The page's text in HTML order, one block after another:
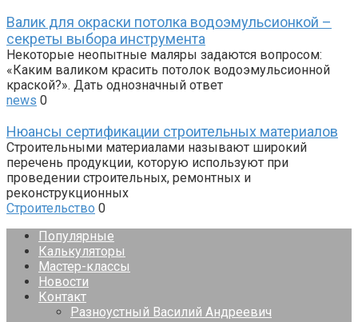
Валик для окраски потолка водоэмульсионкой –
секреты выбора инструмента
Некоторые неопытные маляры задаются вопросом:
«Каким валиком красить потолок водоэмульсионной
краской?». Дать однозначный ответ
news 0
Нюансы сертификации строительных материалов
Строительными материалами называют широкий
перечень продукции, которую используют при
проведении строительных, ремонтных и
реконструкционных
Строительство 0
Популярные
Калькуляторы
Мастер-классы
Новости
Контакт
Разноустный Василий Андреевич